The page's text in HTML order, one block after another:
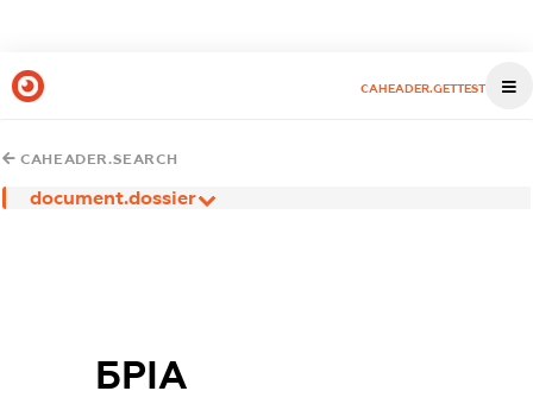
CAHEADER.GETTEST
CAHEADER.SEARCH
document.dossier
БРІА